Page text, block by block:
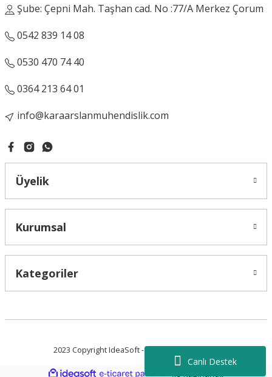
Canlı Destek
Gönder
Şube: Çepni Mah. Taşhan cad. No :77/A Merkez Çorum
0542 839 14 08
0530 470 74 40
0364 213 64 01
info@karaarslanmuhendislik.com
Üyelik
Kurumsal
Kategoriler
2023 Copyright IdeaSoft - Tüm Hakları Saklıdır.
ideasoft